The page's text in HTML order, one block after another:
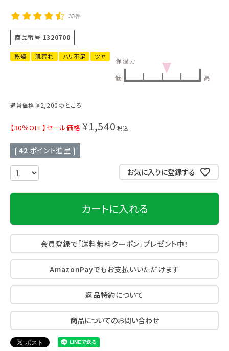
33件
商品番号 1320700
乾燥 肌荒れ ハリ不足 ツヤ
通常価格 ¥2,200のところ
【30％OFF】セール価格 ¥1,540 税込
[ 42 ポイント進呈 ]
お気に入りに登録する
カートに入れる
会員登録で「送料無料クーポン」プレゼント中！
AmazonPayでもお支払いいただけます
返品特約について
商品についてのお問い合わせ